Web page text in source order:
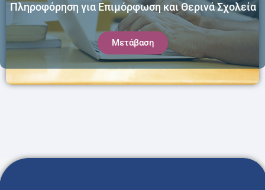
Πληροφόρηση για Επιμόρφωση και Θερινά Σχολεία
Μετάβαση